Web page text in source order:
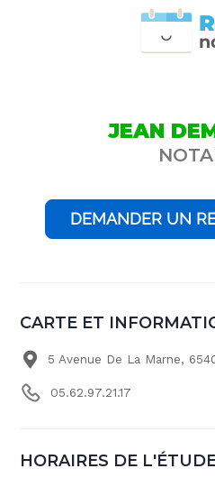
n
JEAN
DEMANDER UN
CARTE ET
5 Avenue De La Marne,
05.62.97.21.17
HORAIRES DE